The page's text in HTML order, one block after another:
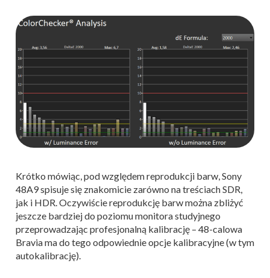
Krótko mówiąc, pod względem reprodukcji barw, Sony
48A9 spisuje się znakomicie zarówno na treściach SDR,
jak i HDR. Oczywiście reprodukcję barw można zbliżyć
jeszcze bardziej do poziomu monitora studyjnego
przeprowadzając profesjonalną kalibrację – 48-calowa
Bravia ma do tego odpowiednie opcje kalibracyjne (w tym
autokalibrację).